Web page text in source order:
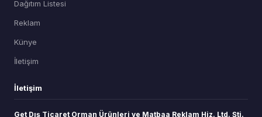
Dağıtım Listesi
Reklam
Künye
İletişim
İletişim
Get Dış Ticaret Orman Ürünleri ve Matbaa Reklam Hiz. Ltd. Şti.